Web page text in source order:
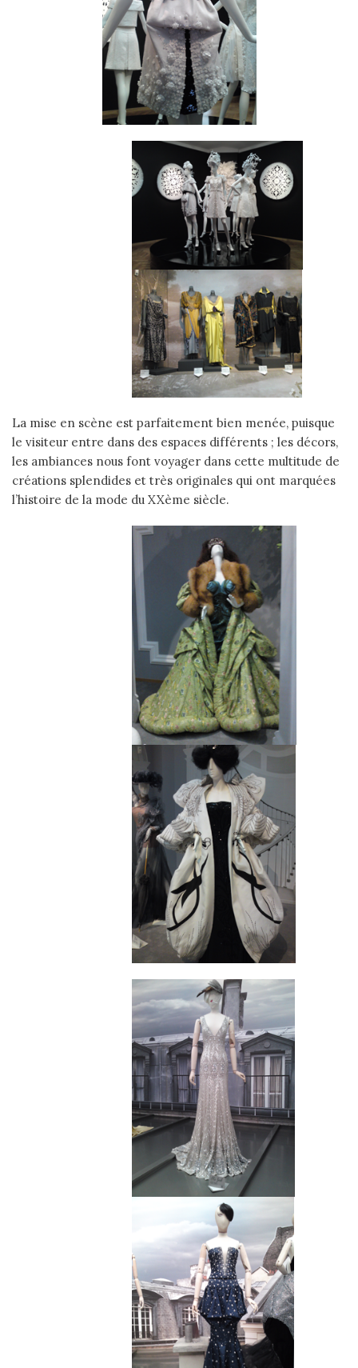
La mise en scène est parfaitement bien menée, puisque
le visiteur entre dans des espaces différents ; les décors,
les ambiances nous font voyager dans cette multitude de
créations splendides et très originales qui ont marquées
l’histoire de la mode du XXème siècle.